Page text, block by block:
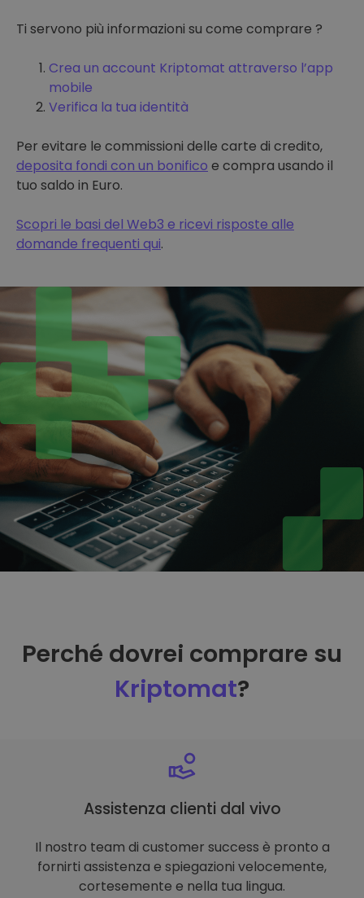
Ti servono più informazioni su come comprare ?
Crea un account Kriptomat attraverso l’app
mobile
Verifica la tua identità
Per evitare le commissioni delle carte di credito,
deposita fondi con un bonifico e compra usando il
tuo saldo in Euro.
Scopri le basi del Web3 e ricevi risposte alle
domande frequenti qui.
Perché dovrei comprare su
Kriptomat?
Assistenza clienti dal vivo
Il nostro team di customer success è pronto a
fornirti assistenza e spiegazioni velocemente,
cortesemente e nella tua lingua.